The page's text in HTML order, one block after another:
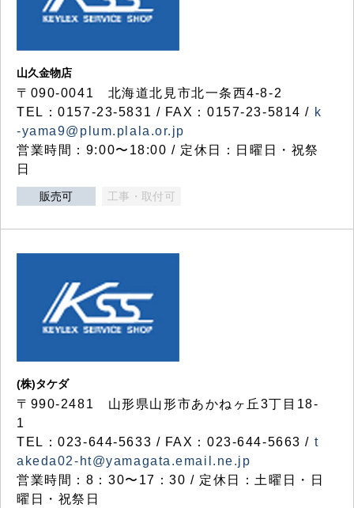
山久金物店
〒090-0041 北海道北見市北一条西4-8-2
TEL：0157-23-5831 / FAX：0157-23-5814 / k
-yama9@plum.plala.or.jp
営業時間：9:00〜18:00 / 定休日：日曜日・祝祭
日
販売可 工事・取付可
(株)タケダ
〒990-2481 山形県山形市あかねヶ丘3丁目18-
1
TEL：023-644-5633 / FAX：023-644-5663 / t
akeda02-ht@yamagata.email.ne.jp
営業時間：8：30〜17：30 / 定休日：土曜日・日
曜日・祝祭日